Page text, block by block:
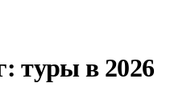
туры в 2026